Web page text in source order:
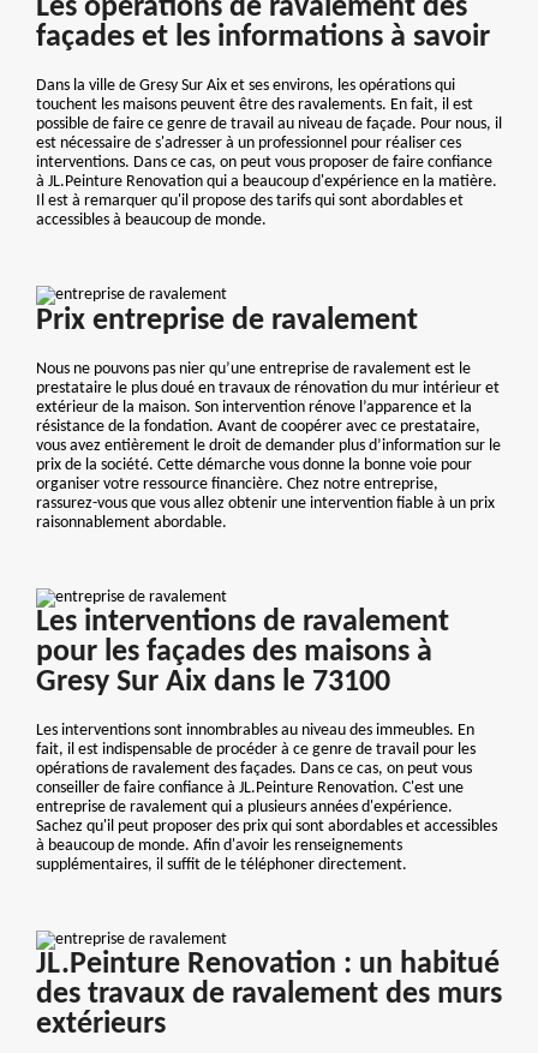
Les opérations de ravalement des
façades et les informations à savoir
Dans la ville de Gresy Sur Aix et ses environs, les opérations qui
touchent les maisons peuvent être des ravalements. En fait, il est
possible de faire ce genre de travail au niveau de façade. Pour nous, il
est nécessaire de s'adresser à un professionnel pour réaliser ces
interventions. Dans ce cas, on peut vous proposer de faire confiance
à JL.Peinture Renovation qui a beaucoup d'expérience en la matière.
Il est à remarquer qu'il propose des tarifs qui sont abordables et
accessibles à beaucoup de monde.
Prix entreprise de ravalement
Nous ne pouvons pas nier qu’une entreprise de ravalement est le
prestataire le plus doué en travaux de rénovation du mur intérieur et
extérieur de la maison. Son intervention rénove l’apparence et la
résistance de la fondation. Avant de coopérer avec ce prestataire,
vous avez entièrement le droit de demander plus d’information sur le
prix de la société. Cette démarche vous donne la bonne voie pour
organiser votre ressource financière. Chez notre entreprise,
rassurez-vous que vous allez obtenir une intervention fiable à un prix
raisonnablement abordable.
Les interventions de ravalement
pour les façades des maisons à
Gresy Sur Aix dans le 73100
Les interventions sont innombrables au niveau des immeubles. En
fait, il est indispensable de procéder à ce genre de travail pour les
opérations de ravalement des façades. Dans ce cas, on peut vous
conseiller de faire confiance à JL.Peinture Renovation. C'est une
entreprise de ravalement qui a plusieurs années d'expérience.
Sachez qu'il peut proposer des prix qui sont abordables et accessibles
à beaucoup de monde. Afin d'avoir les renseignements
supplémentaires, il suffit de le téléphoner directement.
JL.Peinture Renovation : un habitué
des travaux de ravalement des murs
extérieurs